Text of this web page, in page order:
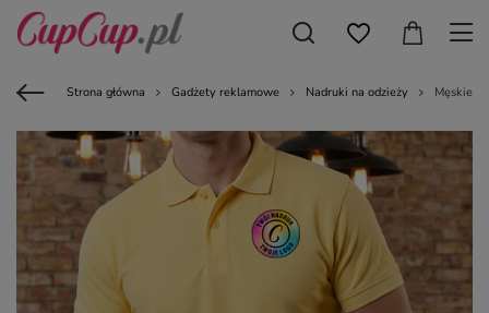
Strona główna Gadżety reklamowe Nadruki na odzieży Męskie